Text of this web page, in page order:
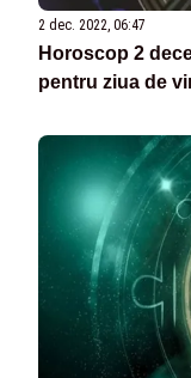
2 dec. 2022, 06:47
Horoscop 2
pentru ziua de